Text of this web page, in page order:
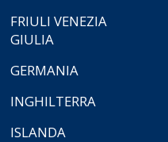
FRIULI VENEZIA
GIULIA
GERMANIA
INGHILTERRA
ISLANDA